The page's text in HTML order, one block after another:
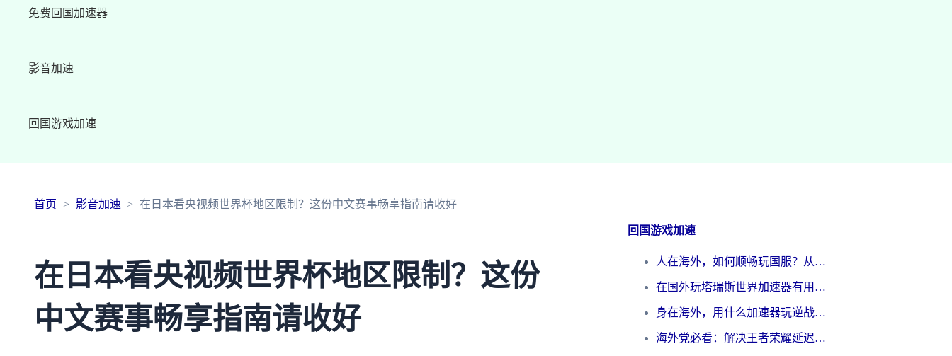
免费回国加速器
影音加速
回国游戏加速
首页 影音加速 在日本看央视频世界杯地区限制？这份中文赛事畅享指南请收好
在日本看央视频世界杯地区限制？这份
中文赛事畅享指南请收好
回国游戏加速
人在海外，如何顺畅玩国服？从《王者荣耀》到《云图计划》的加速器终极指南
在国外玩塔瑞斯世界加速器有用吗？海外玩家亲测后的真实答案
身在海外，用什么加速器玩逆战才能告别延迟？
海外党必看：解决王者荣耀延迟的加速器终极指南——从EVE到猫和老鼠，一个工具全搞定